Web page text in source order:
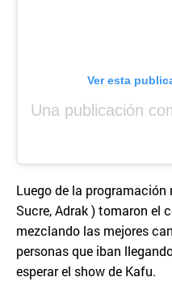
Ver esta
Luego de la programación
Sucre, Adrak ) tomaron el
mezclando las mejores
personas que iban
esperar el show de Kafu.